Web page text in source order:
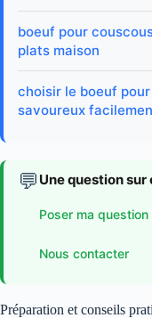
boeuf pour
plats maison
choisir le boeuf
savoureux
💬 Une question
Poser ma
Nous contacter
Préparation et conseils